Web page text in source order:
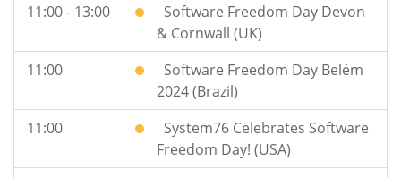
11:00 - 13:00
Software Freedom Day Devon
& Cornwall (UK)
11:00
Software Freedom Day Belém
2024 (Brazil)
11:00
System76 Celebrates Software
Freedom Day! (USA)